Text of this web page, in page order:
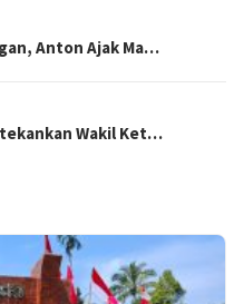
Anton Ajak Ma…
Wakil Ket…